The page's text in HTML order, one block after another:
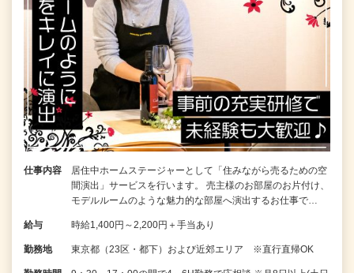
仕事内容
居住中ホームステージャーとして「住みながら売るための空
間演出」サービスを行います。 売主様のお部屋のお片付け、
モデルルームのような魅力的な部屋へ演出するお仕事で…
給与 時給1,400円～2,200円＋手当あり
勤務地 東京都（23区・都下）および近郊エリア ※直行直帰OK